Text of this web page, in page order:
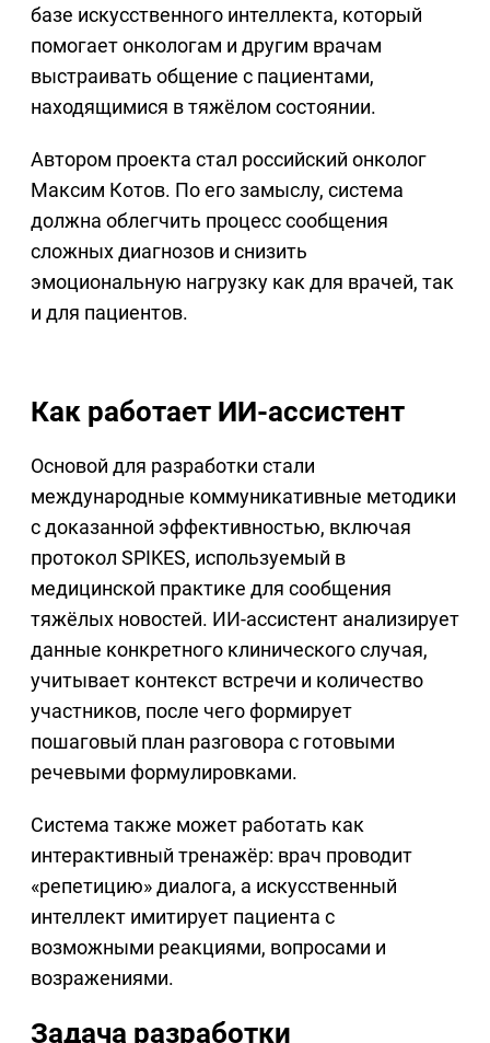
базе искусственного интеллекта, который
помогает онкологам и другим врачам
выстраивать общение с пациентами,
находящимися в тяжёлом состоянии.
Автором проекта стал российский онколог
Максим Котов. По его замыслу, система
должна облегчить процесс сообщения
сложных диагнозов и снизить
эмоциональную нагрузку как для врачей, так
и для пациентов.
Как работает ИИ-ассистент
Основой для разработки стали
международные коммуникативные методики
с доказанной эффективностью, включая
протокол SPIKES, используемый в
медицинской практике для сообщения
тяжёлых новостей. ИИ-ассистент анализирует
данные конкретного клинического случая,
учитывает контекст встречи и количество
участников, после чего формирует
пошаговый план разговора с готовыми
речевыми формулировками.
Система также может работать как
интерактивный тренажёр: врач проводит
«репетицию» диалога, а искусственный
интеллект имитирует пациента с
возможными реакциями, вопросами и
возражениями.
Задача разработки